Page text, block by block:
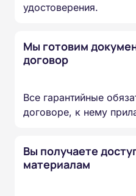
удостоверения.
Мы готовим
договор
Все гарантийные
договоре, к нему
Вы получаете
материалам